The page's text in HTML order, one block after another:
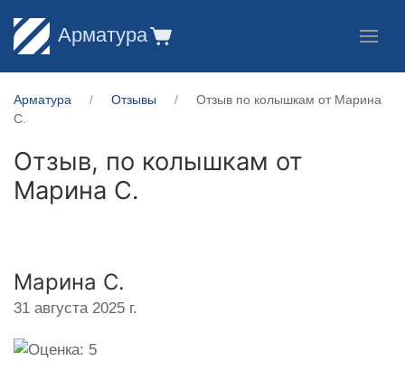
Арматура
Арматура Отзывы
Отзыв по колышкам от Марина
С.
Отзыв, по колышкам от
Марина С.
Марина С.
31 августа 2025 г.